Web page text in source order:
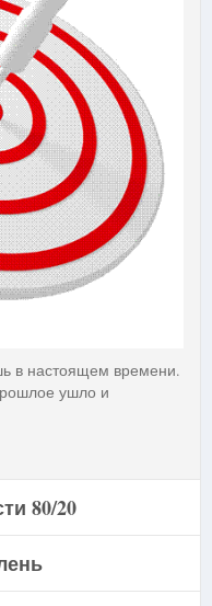
в настоящем времени.
ушло и
80/20